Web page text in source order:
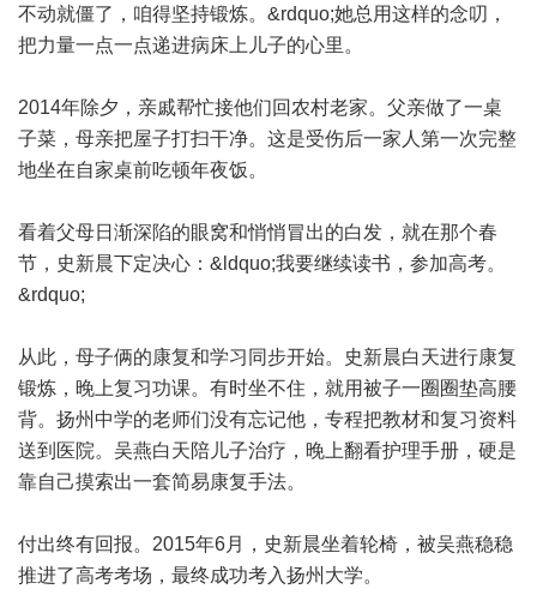
不动就僵了，咱得坚持锻炼。&rdquo;她总用这样的念叨，
把力量一点一点递进病床上儿子的心里。
2014年除夕，亲戚帮忙接他们回农村老家。父亲做了一桌
子菜，母亲把屋子打扫干净。这是受伤后一家人第一次完整
地坐在自家桌前吃顿年夜饭。
看着父母日渐深陷的眼窝和悄悄冒出的白发，就在那个春
节，史新晨下定决心：&ldquo;我要继续读书，参加高考。
&rdquo;
从此，母子俩的康复和学习同步开始。史新晨白天进行康复
锻炼，晚上复习功课。有时坐不住，就用被子一圈圈垫高腰
背。扬州中学的老师们没有忘记他，专程把教材和复习资料
送到医院。吴燕白天陪儿子治疗，晚上翻看护理手册，硬是
靠自己摸索出一套简易康复手法。
付出终有回报。2015年6月，史新晨坐着轮椅，被吴燕稳稳
推进了高考考场，最终成功考入扬州大学。